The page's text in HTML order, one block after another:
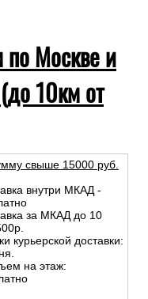
по Москве и
10км от
свыше 15000 руб.
внутри МКАД -
за МКАД до 10
курьерской доставки:
на этаж: